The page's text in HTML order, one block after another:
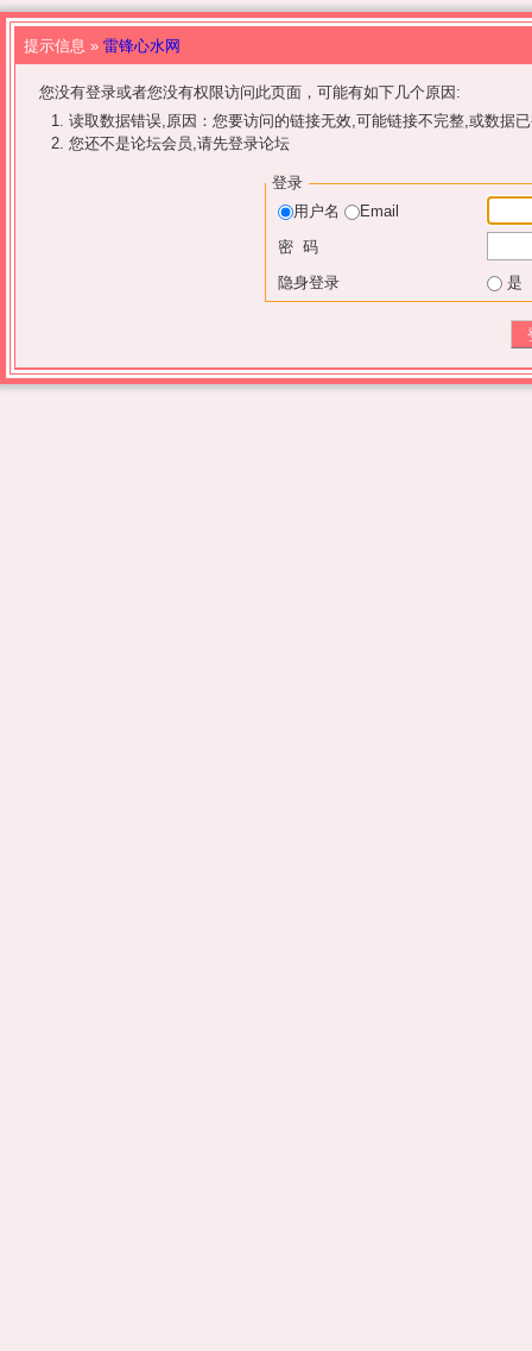
提示信息 » 雷锋心水网
您没有登录或者您没有权限访问此页面，可能有如下几个原因:
读取数据错误,原因：您要访问的链接无效,可能链接不完整,或数据
您还不是论坛会员,请先登录论坛
登录
用户名
Email
密 码
隐身登录